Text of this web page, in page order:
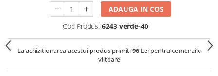
ADAUGA IN COS
Cod Produs: 6243 verde-40
La achizitionarea acestui produs primiti96Lei pentru comenzile
viitoare